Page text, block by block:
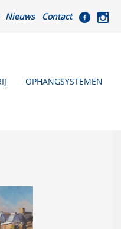
Nieuws Contact
OPHANGSYSTEMEN